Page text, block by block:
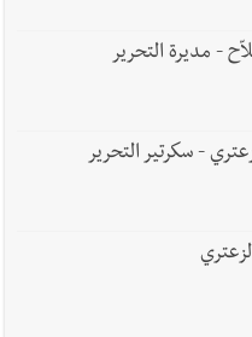
- مديرة التحرير
- سكرتير التحرير